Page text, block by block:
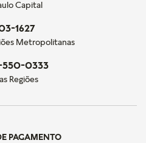
Capital
1627
Metropolitanas
0333
Regiões
PAGAMENTO